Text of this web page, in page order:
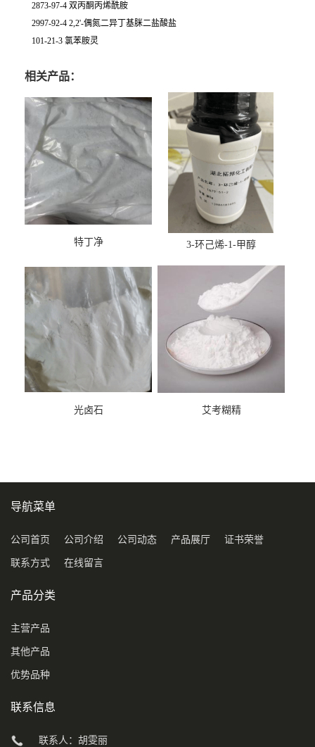
2873-97-4 双丙酮丙烯酰胺
2997-92-4 2,2'-偶氮二异丁基脒二盐酸盐
101-21-3 氯苯胺灵
相关产品：
特丁净 3-环己烯-1-甲醇
光卤石 艾考糊精
导航菜单
公司首页 公司介绍 公司动态 产品展厅 证书荣誉
联系方式 在线留言
产品分类
主营产品
其他产品
优势品种
联系信息
联系人：胡雯丽